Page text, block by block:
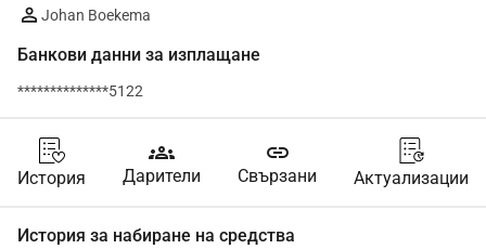
Johan Boekema
Банкови данни за изплащане
**************5122
История
groups
Дарители
link
Свързани Актуализации
История за набиране на средства